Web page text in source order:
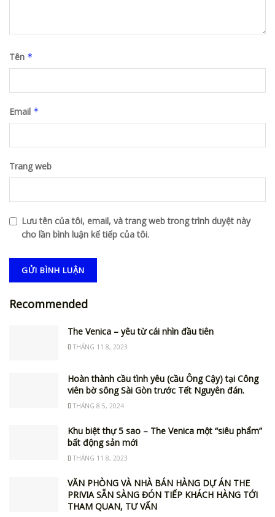
Tên *
Email *
Trang web
Lưu tên của tôi, email, và trang web trong trình duyệt này
cho lần bình luận kế tiếp của tôi.
Recommended
The Venica – yêu từ cái nhìn đầu tiên
THÁNG 11 8, 2023
Hoàn thành cầu tình yêu (cầu Ông Cậy) tại Công
viên bờ sông Sài Gòn trước Tết Nguyên đán.
THÁNG 8 5, 2024
Khu biệt thự 5 sao – The Venica một “siêu phẩm”
bất động sản mới
THÁNG 11 8, 2023
VĂN PHÒNG VÀ NHÀ BÁN HÀNG DỰ ÁN THE
PRIVIA SẴN SÀNG ĐÓN TIẾP KHÁCH HÀNG TỚI
THAM QUAN, TƯ VẤN